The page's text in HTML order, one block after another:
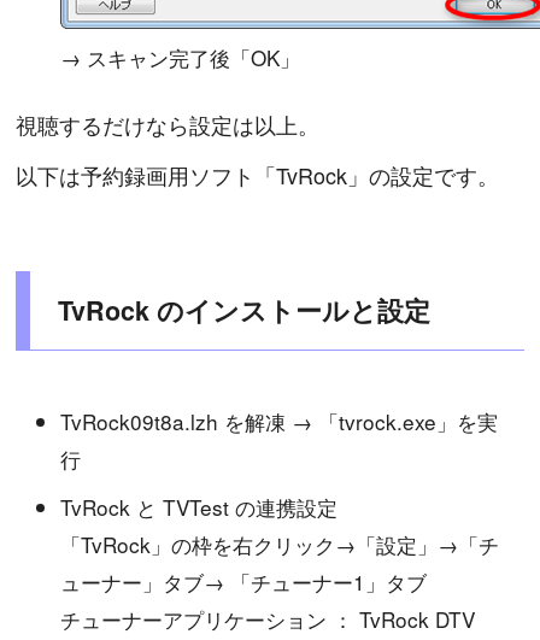
→ スキャン完了後「OK」
視聴するだけなら設定は以上。
以下は予約録画用ソフト「TvRock」の設定です。
TvRock のインストールと設定
TvRock09t8a.lzh を解凍 → 「tvrock.exe」を実
行
TvRock と TVTest の連携設定
「TvRock」の枠を右クリック→「設定」→「チ
ューナー」タブ→ 「チューナー1」タブ
チューナーアプリケーション ： TvRock DTV